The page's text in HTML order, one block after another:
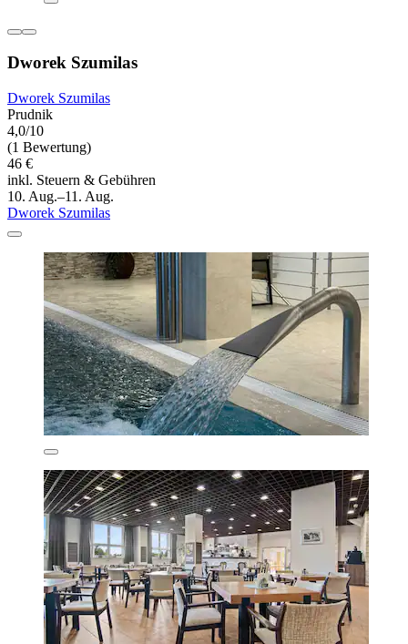
Dworek Szumilas
Dworek Szumilas
Prudnik
4,0/10
(1 Bewertung)
46 €
inkl. Steuern & Gebühren
10. Aug.–11. Aug.
Dworek Szumilas